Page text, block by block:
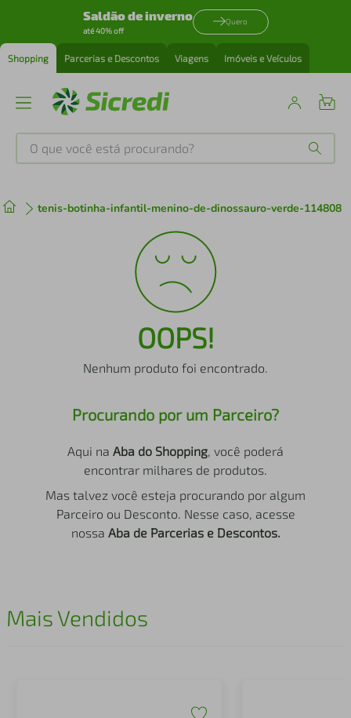
Saldão de inverno
até 40% off
Quero
Shopping Parcerias e Descontos Viagens Imóveis e Veículos
O que você está procurando?
tenis-botinha-infantil-menino-de-dinossauro-verde-114808
OOPS!
Nenhum produto foi encontrado.
Procurando por um Parceiro?
Aqui na Aba do Shopping, você poderá
encontrar milhares de produtos.
Mas talvez você esteja procurando por algum
Parceiro ou Desconto. Nesse caso, acesse
nossa Aba de Parcerias e Descontos.
Mais Vendidos